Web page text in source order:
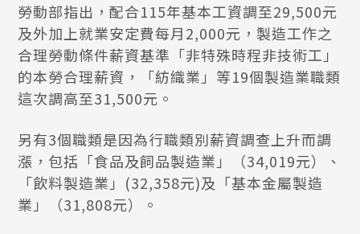
勞動部指出，配合115年基本工資調至29,500元
及外加上就業安定費每月2,000元，製造工作之
合理勞動條件薪資基準「非特殊時程非技術工」
的本勞合理薪資，「紡織業」等19個製造業職類
這次調高至31,500元。
另有3個職類是因為行職類別薪資調查上升而調
漲，包括「食品及飼品製造業」（34,019元）、
「飲料製造業」(32,358元)及「基本金屬製造
業」（31,808元）。